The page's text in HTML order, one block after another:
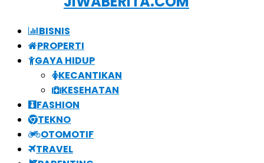
BISNIS
PROPERTI
GAYA HIDUP
KECANTIKAN
KESEHATAN
FASHION
TEKNO
OTOMOTIF
TRAVEL